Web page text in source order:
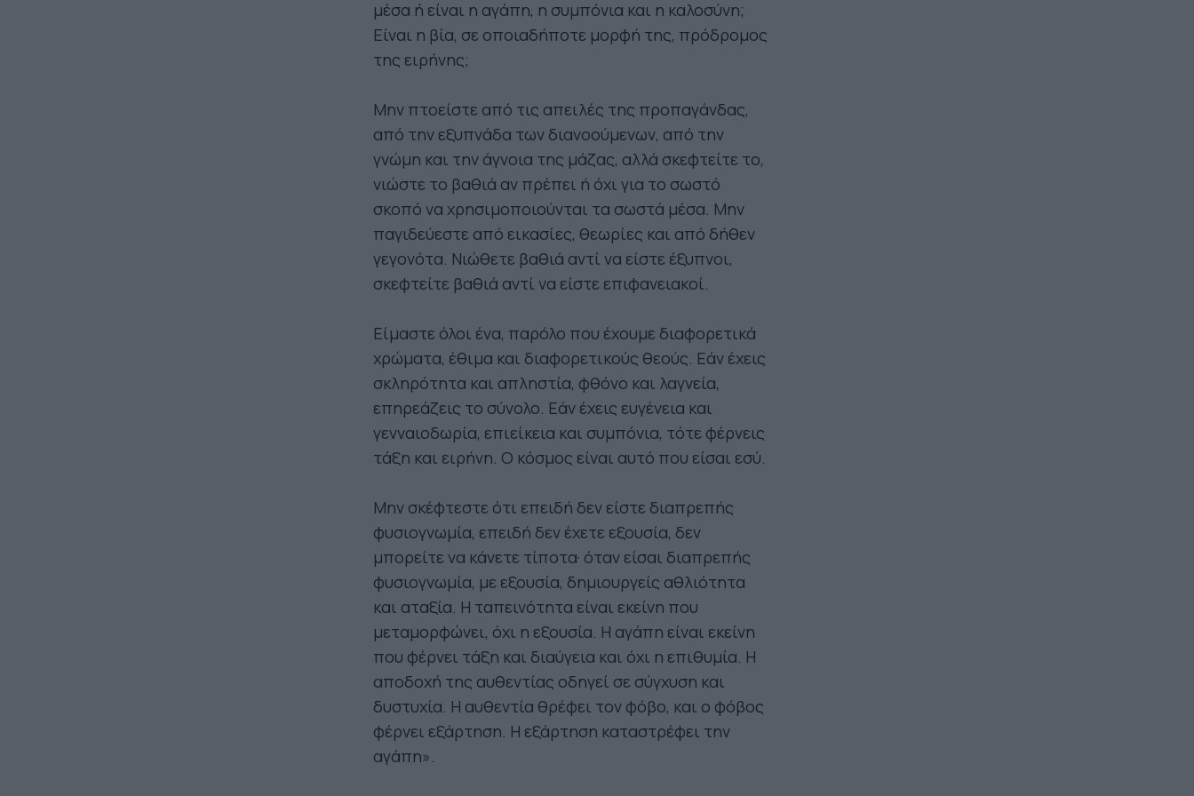
μέσα ή είναι η αγάπη, η συμπόνια και η καλοσύνη;
Είναι η βία, σε οποιαδήποτε μορφή της, πρόδρομος
της ειρήνης;
Μην πτοείστε από τις απειλές της προπαγάνδας,
από την εξυπνάδα των διανοούμενων, από την
γνώμη και την άγνοια της μάζας, αλλά σκεφτείτε το,
νιώστε το βαθιά αν πρέπει ή όχι για το σωστό
σκοπό να χρησιμοποιούνται τα σωστά μέσα. Μην
παγιδεύεστε από εικασίες, θεωρίες και από δήθεν
γεγονότα. Νιώθετε βαθιά αντί να είστε έξυπνοι,
σκεφτείτε βαθιά αντί να είστε επιφανειακοί.
Είμαστε όλοι ένα, παρόλο που έχουμε διαφορετικά
χρώματα, έθιμα και διαφορετικούς θεούς. Εάν έχεις
σκληρότητα και απληστία, φθόνο και λαγνεία,
επηρεάζεις το σύνολο. Εάν έχεις ευγένεια και
γενναιοδωρία, επιείκεια και συμπόνια, τότε φέρνεις
τάξη και ειρήνη. Ο κόσμος είναι αυτό που είσαι εσύ.
Μην σκέφτεστε ότι επειδή δεν είστε διαπρεπής
φυσιογνωμία, επειδή δεν έχετε εξουσία, δεν
μπορείτε να κάνετε τίποτα· όταν είσαι διαπρεπής
φυσιογνωμία, με εξουσία, δημιουργείς αθλιότητα
και αταξία. Η ταπεινότητα είναι εκείνη που
μεταμορφώνει, όχι η εξουσία. Η αγάπη είναι εκείνη
που φέρνει τάξη και διαύγεια και όχι η επιθυμία. Η
αποδοχή της αυθεντίας οδηγεί σε σύγχυση και
δυστυχία. Η αυθεντία θρέφει τον φόβο, και ο φόβος
φέρνει εξάρτηση. Η εξάρτηση καταστρέφει την
αγάπη».